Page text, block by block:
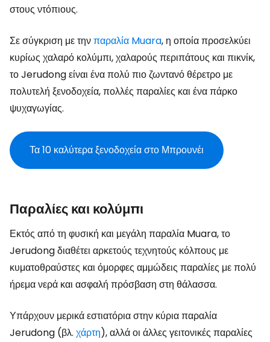
στους ντόπιους.
Σε σύγκριση με τηνπαραλία Muara, η οποία προσελκύει
κυρίως χαλαρό κολύμπι, χαλαρούς περιπάτους και πικνίκ,
το Jerudong είναι ένα πολύ πιο ζωντανό θέρετρο με
πολυτελή ξενοδοχεία, πολλές παραλίες και ένα πάρκο
ψυχαγωγίας.
Τα 10 καλύτερα ξενοδοχεία στο Μπρουνέι
Παραλίες και κολύμπι
Εκτός από τη φυσική και μεγάλη παραλία Muara, το
Jerudong διαθέτει αρκετούς τεχνητούς κόλπους με
κυματοθραύστες και όμορφες αμμώδεις παραλίες με πολύ
ήρεμα νερά και ασφαλή πρόσβαση στη θάλασσα.
Υπάρχουν μερικά εστιατόρια στην κύρια παραλία
Jerudong (βλ. χάρτη), αλλά οι άλλες γειτονικές παραλίες